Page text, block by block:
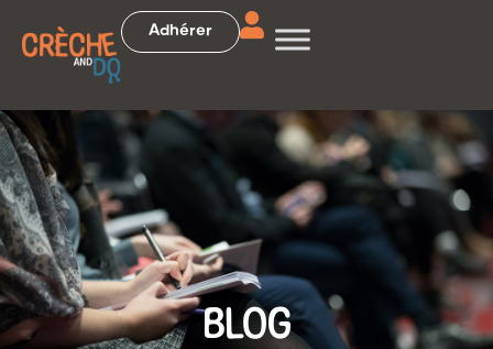
Adhérer
BLOG